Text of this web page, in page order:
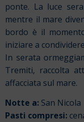
ponte. La luce
mentre il mare
bordo è il
iniziare a
In serata
Tremiti, raccolta
affacciata sul mare.
Notte a: San Nicola
Pasti compresi: